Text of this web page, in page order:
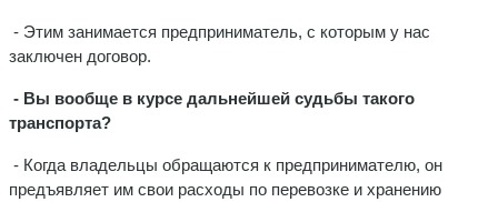
- Этим занимается предприниматель, с которым у нас
заключен договор.
- Вы вообще в курсе дальнейшей судьбы такого
транспорта?
- Когда владельцы обращаются к предпринимателю, он
предъявляет им свои расходы по перевозке и хранению